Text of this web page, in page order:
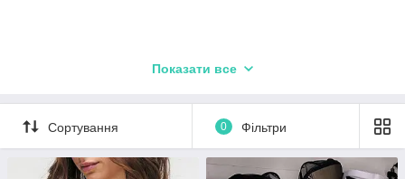
Показати все
Сортування 0 Фільтри